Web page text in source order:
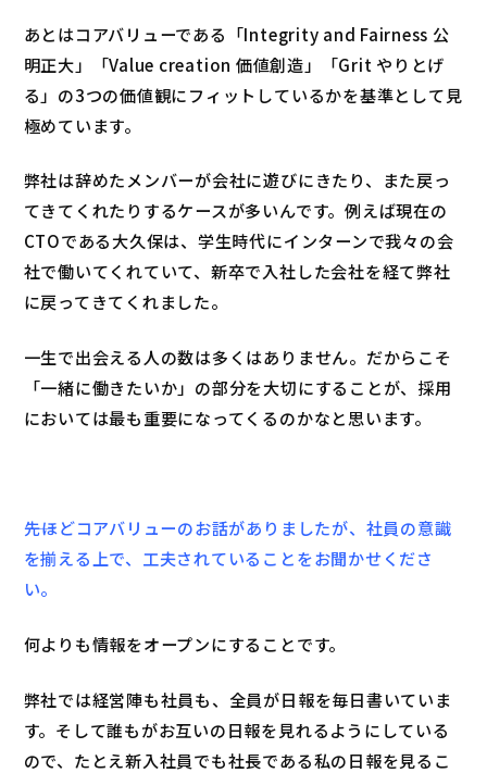
あとはコアバリューである「Integrity and Fairness 公
明正大」「Value creation 価値創造」「Grit やりとげ
る」の3つの価値観にフィットしているかを基準として見
極めています。
弊社は辞めたメンバーが会社に遊びにきたり、また戻っ
てきてくれたりするケースが多いんです。例えば現在の
CTOである大久保は、学生時代にインターンで我々の会
社で働いてくれていて、新卒で入社した会社を経て弊社
に戻ってきてくれました。
一生で出会える人の数は多くはありません。だからこそ
「一緒に働きたいか」の部分を大切にすることが、採用
においては最も重要になってくるのかなと思います。
――先ほどコアバリューのお話がありましたが、社員の意識
を揃える上で、工夫されていることをお聞かせくださ
い。
何よりも情報をオープンにすることです。
弊社では経営陣も社員も、全員が日報を毎日書いていま
す。そして誰もがお互いの日報を見れるようにしている
ので、たとえ新入社員でも社長である私の日報を見るこ